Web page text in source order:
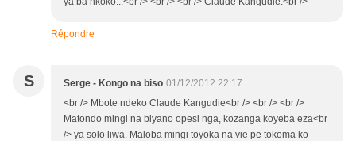
Répondre
S Serge - Kongo na biso 01/12/2012 22:17
<br /> Mbote ndeko Claude Kangudie<br /> <br /> <br />
Matondo mingi na biyano opesi nga, kozanga koyeba eza<br
/> ya solo liwa. Maloba mingi toyoka na vie pe tokoma ko